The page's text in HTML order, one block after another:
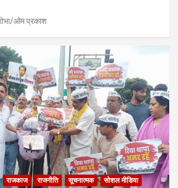
ओम प्रकाश
राजकाज राजनीति सूचनात्मक सोशल मीडिया